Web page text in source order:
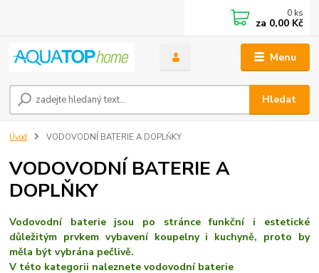
Menu
Hledat
0 ks
za 0,00 Kč
Úvod VODOVODNÍ BATERIE A DOPLŇKY
VODOVODNÍ BATERIE A
DOPLŇKY
Vodovodní baterie jsou po stránce funkční i estetické
důležitým prvkem vybavení koupelny i kuchyně, proto by
měla být vybrána pečlivě.
V této kategorii naleznete vodovodní baterie